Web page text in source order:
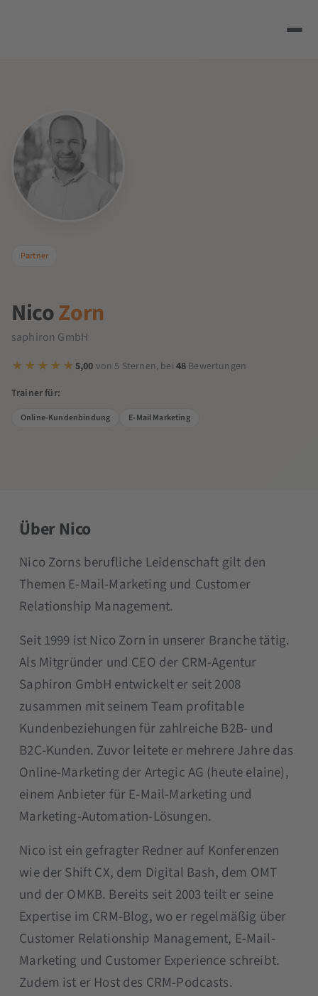
Partner
NicoZorn
saphiron GmbH
5,00 von 5 Sternen, bei 48 Bewertungen
Trainer für:
Online-Kundenbindung E-Mail Marketing
Über Nico
Nico Zorns berufliche Leidenschaft gilt den
Themen E-Mail-Marketing und Customer
Relationship Management.
Seit 1999 ist Nico Zorn in unserer Branche tätig.
Als Mitgründer und CEO der CRM-Agentur
Saphiron GmbH entwickelt er seit 2008
zusammen mit seinem Team profitable
Kundenbeziehungen für zahlreiche B2B- und
B2C-Kunden. Zuvor leitete er mehrere Jahre das
Online-Marketing der Artegic AG (heute elaine),
einem Anbieter für E-Mail-Marketing und
Marketing-Automation-Lösungen.
Nico ist ein gefragter Redner auf Konferenzen
wie der Shift CX, dem Digital Bash, dem OMT
und der OMKB. Bereits seit 2003 teilt er seine
Expertise im CRM-Blog, wo er regelmäßig über
Customer Relationship Management, E-Mail-
Marketing und Customer Experience schreibt.
Zudem ist er Host des CRM-Podcasts.